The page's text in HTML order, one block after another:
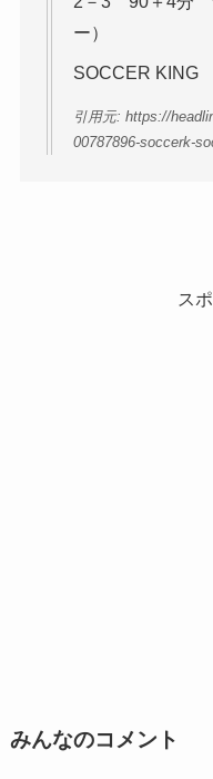
ー）
SOCCER KING
引用元: https://
00787896-soccerk-
ス
みんなのコメント